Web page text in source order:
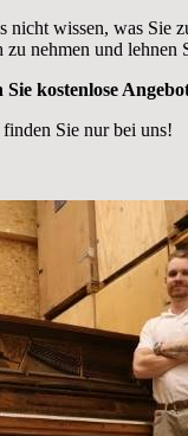
wissen, was Sie
nehmen und lehnen
Sie kostenlose
finden Sie nur bei uns!